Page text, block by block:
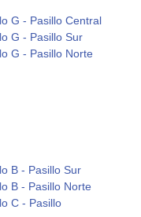
G - Pasillo Central
G - Pasillo Sur
G - Pasillo Norte
B - Pasillo Sur
B - Pasillo Norte
C - Pasillo